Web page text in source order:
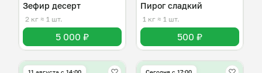
Зефир десерт
2 кг ≈ 1 шт.
5 000 ₽
Пирог сладкий
1 кг ≈ 1 шт.
500 ₽